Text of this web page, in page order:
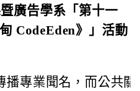
廣告學系「第十一
CodeEden》」活動
播專業聞名，而公共